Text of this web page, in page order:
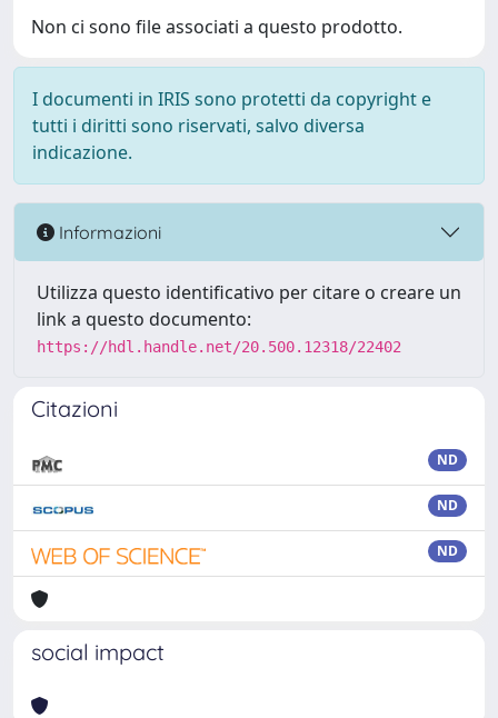
Non ci sono file associati a questo prodotto.
I documenti in IRIS sono protetti da copyright e
tutti i diritti sono riservati, salvo diversa
indicazione.
Informazioni
Utilizza questo identificativo per citare o creare un
link a questo documento:
https://hdl.handle.net/20.500.12318/22402
Citazioni
ND
ND
ND
social impact